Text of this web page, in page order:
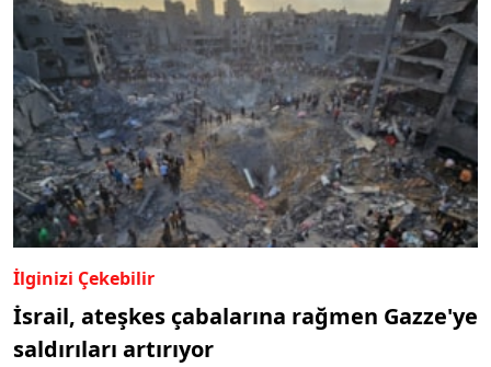
İlginizi Çekebilir
İsrail, ateşkes çabalarına rağmen Gazze'ye
saldırıları artırıyor